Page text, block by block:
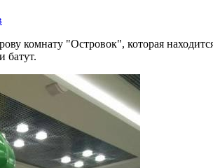
комнату "Островок", которая
батут.